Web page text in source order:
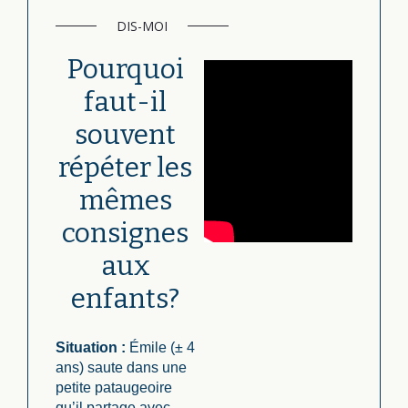
DIS-MOI
Pourquoi
faut-il
souvent
répéter les
mêmes
consignes
aux
enfants?
Situation : Émile (± 4
ans) saute dans une
petite pataugeoire